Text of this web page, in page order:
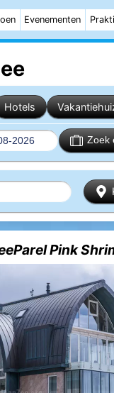
Evenementen
Hotels
Zoek
Pink